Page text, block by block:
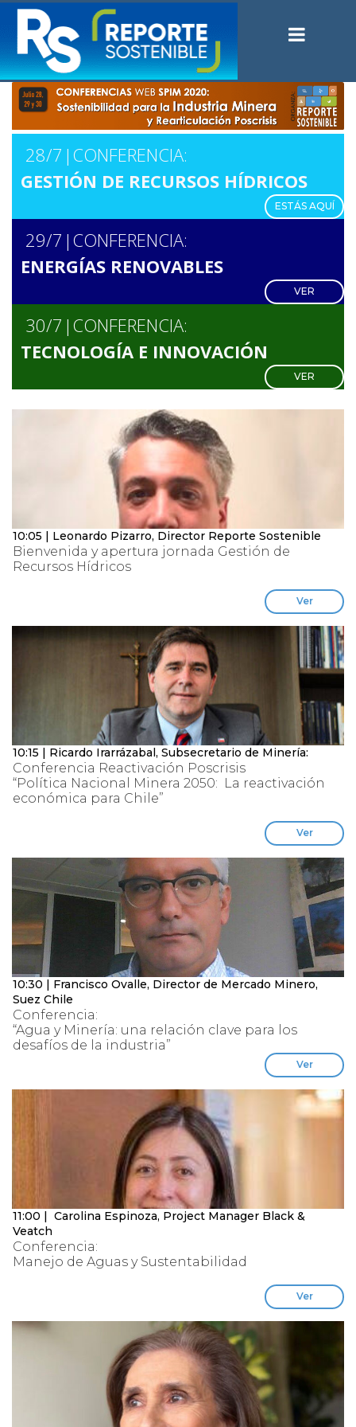
28/7| CONFERENCIA:
GESTIÓN DE RECURSOS HÍDRICOS
ESTÁS AQUÍ
29/7| CONFERENCIA:
ENERGÍAS RENOVABLES
VER
30/7| CONFERENCIA:
TECNOLOGÍA E INNOVACIÓN
VER
10:05 | Leonardo Pizarro, Director Reporte Sostenible
Bienvenida y apertura jornada Gestión de
Recursos Hídricos
Ver
10:15 | Ricardo Irarrázabal, Subsecretario de Minería:
Conferencia Reactivación Poscrisis
“Política Nacional Minera 2050: La reactivación
económica para Chile”
Ver
10:30 | Francisco Ovalle, Director de Mercado Minero,
Suez Chile
Conferencia:
“Agua y Minería: una relación clave para los
desafíos de la industria”
Ver
11:00 | Carolina Espinoza, Project Manager Black &
Veatch
Conferencia:
Manejo de Aguas y Sustentabilidad
Ver